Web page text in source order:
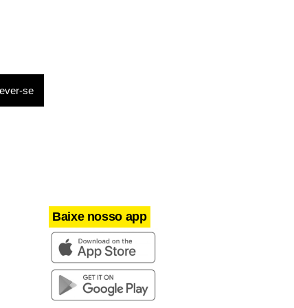
Baixe nosso app